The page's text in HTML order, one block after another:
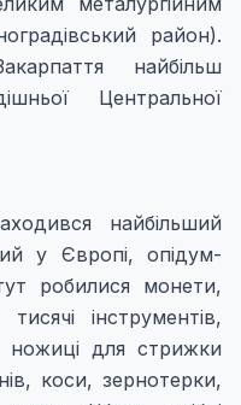
район).
найбiльш
Центральної
найбiльший
у Європi, опiдум-
робилися монети,
iнструментiв,
ножицi для стрижки
коси, зернотерки,